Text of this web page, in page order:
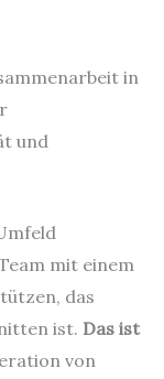
in
und
mit einem
das
ist. Das ist
von